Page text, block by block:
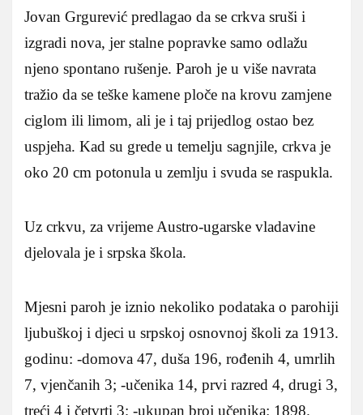
Jovan Grgurević predlagao da se crkva sruši i
izgradi nova, jer stalne popravke samo odlažu
njeno spontano rušenje. Paroh je u više navrata
tražio da se teške kamene ploče na krovu zamjene
ciglom ili limom, ali je i taj prijedlog ostao bez
uspjeha. Kad su grede u temelju sagnjile, crkva je
oko 20 cm potonula u zemlju i svuda se raspukla.
Uz crkvu, za vrijeme Austro-ugarske vladavine
djelovala je i srpska škola.
Mjesni paroh je iznio nekoliko podataka o parohiji
ljubuškoj i djeci u srpskoj osnovnoj školi za 1913.
godinu: -domova 47, duša 196, rođenih 4, umrlih
7, vjenčanih 3; -učenika 14, prvi razred 4, drugi 3,
treći 4 i četvrti 3; -ukupan broj učenika: 1898.